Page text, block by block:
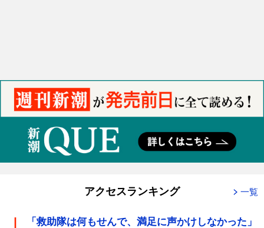
アクセスランキング 一覧
「救助隊は何もせんで、満足に声かけしなかった」